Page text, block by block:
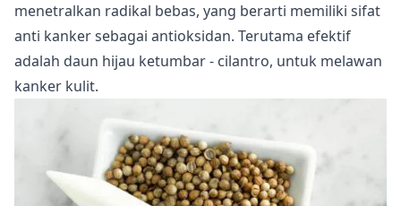
menetralkan radikal bebas, yang berarti memiliki sifat
anti kanker sebagai antioksidan. Terutama efektif
adalah daun hijau ketumbar - cilantro, untuk melawan
kanker kulit.